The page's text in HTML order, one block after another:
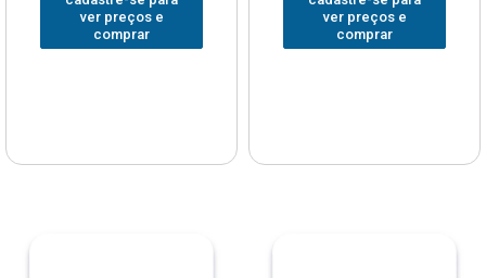
ver preços e
comprar
ver preços e
comprar